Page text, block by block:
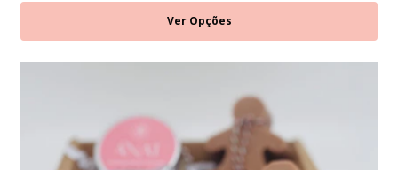
Ver Opções